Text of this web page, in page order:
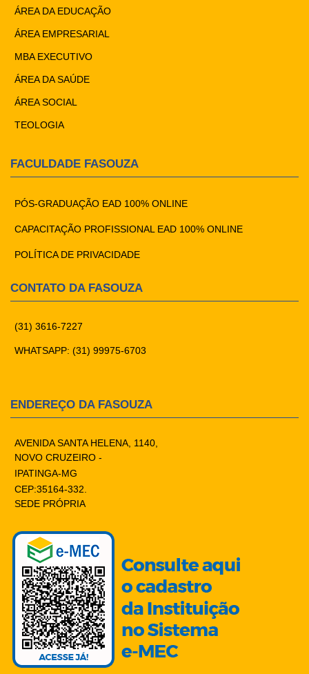
ÁREA DA EDUCAÇÃO
ÁREA EMPRESARIAL
MBA EXECUTIVO
ÁREA DA SAÚDE
ÁREA SOCIAL
TEOLOGIA
FACULDADE FASOUZA
PÓS-GRADUAÇÃO EAD 100% ONLINE
CAPACITAÇÃO PROFISSIONAL EAD 100% ONLINE
POLÍTICA DE PRIVACIDADE
CONTATO DA FASOUZA
(31) 3616-7227
WHATSAPP: (31) 99975-6703
ENDEREÇO DA FASOUZA
AVENIDA SANTA HELENA, 1140,
NOVO CRUZEIRO -
IPATINGA-MG
CEP:35164-332.
SEDE PRÓPRIA